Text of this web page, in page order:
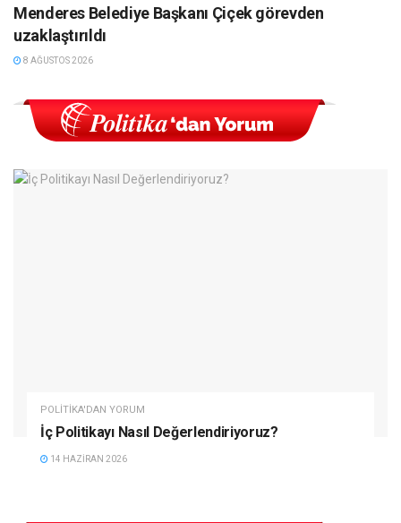
Menderes Belediye Başkanı Çiçek görevden
uzaklaştırıldı
8 AĞUSTOS 2026
POLITIKA'DAN YORUM
İç Politikayı Nasıl Değerlendiriyoruz?
14 HAZIRAN 2026